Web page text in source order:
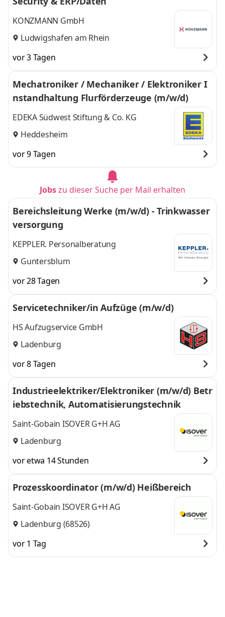
KONZMANN GmbH
Ludwigshafen am Rhein
vor 3 Tagen
Mechatroniker / Mechaniker / Elektroniker I
nstandhaltung Flurförderzeuge (m/w/d)
EDEKA Südwest Stiftung & Co. KG
Heddesheim
vor 9 Tagen
Jobszu dieser Suche per Mail erhalten
Bereichsleitung Werke (m/w/d) - Trinkwasser
versorgung
KEPPLER. Personalberatung
Guntersblum
vor 28 Tagen
Servicetechniker/in Aufzüge (m/w/d)
HS Aufzugservice GmbH
Ladenburg
vor 8 Tagen
Industrieelektriker/Elektroniker (m/w/d) Betr
iebstechnik, Automatisierungstechnik
Saint-Gobain ISOVER G+H AG
Ladenburg
vor etwa 14 Stunden
Prozesskoordinator (m/w/d) Heißbereich
Saint-Gobain ISOVER G+H AG
Ladenburg (68526)
vor 1 Tag